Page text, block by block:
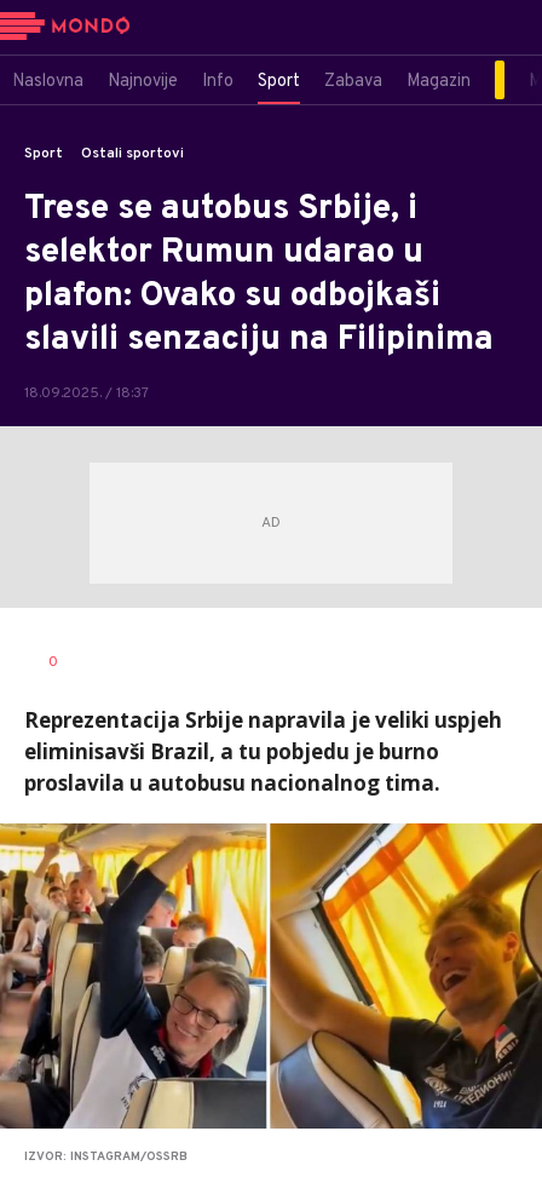
Naslovna Najnovije Info Sport Zabava Magazin
Sport Ostali sportovi
Trese se autobus Srbije, i
selektor Rumun udarao u
plafon: Ovako su odbojkaši
slavili senzaciju na Filipinima
18.09.2025. / 18:37
AUTOR
0
Reprezentacija Srbije napravila je veliki uspjeh
eliminisavši Brazil, a tu pobjedu je burno
proslavila u autobusu nacionalnog tima.
IZVOR: INSTAGRAM/OSSRB